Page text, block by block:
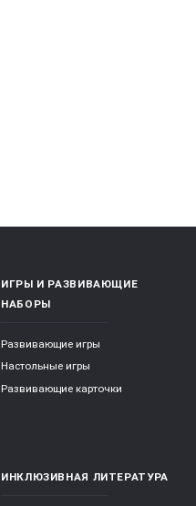
ИГРЫ И РАЗВИВАЮЩИЕ
НАБОРЫ
Развивающие игры
Настольные игры
Развивающие карточки
ИНКЛЮЗИВНАЯ ЛИТЕРАТУРА